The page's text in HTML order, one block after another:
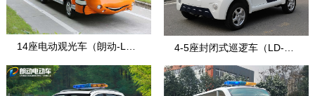
14座电动观光车（朗动-LD-
14F-5E款
4-5座封闭式巡逻车（LD-4-
7）